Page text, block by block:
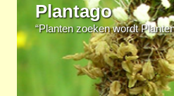
Plantago
“Planten zoeken wordt